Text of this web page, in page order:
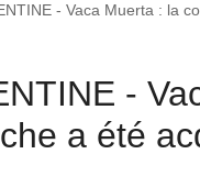
- Vaca Muerta : la
-
a été